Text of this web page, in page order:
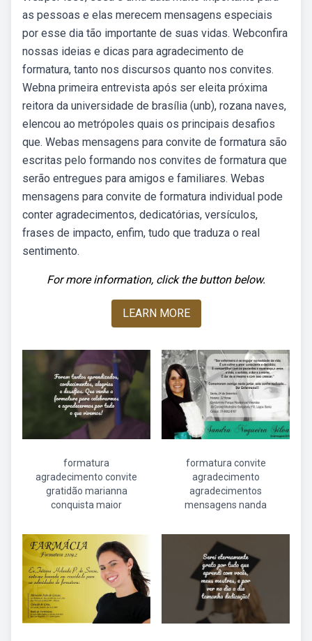
as pessoas e elas merecem mensagens especiais
por esse dia tão importante de suas vidas. Webconfira
nossas ideias e dicas para agradecimento de
formatura, tanto nos discursos quanto nos convites.
Webna primeira entrevista após ser eleita próxima
reitora da universidade de brasília (unb), rozana naves,
elencou ao metrópoles quais os principais desafios
que. Webas mensagens para convite de formatura são
escritas pelo formando nos convites de formatura que
serão entregues para amigos e familiares. Webas
mensagens para convite de formatura individual pode
conter agradecimentos, dedicatórias, versículos,
frases de impacto, enfim, tudo que traduza o real
sentimento.
For more information, click the button below.
LEARN MORE
formatura
agradecimento convite
gratidão marianna
conquista maior
formatura convite
agradecimento
agradecimentos
mensagens nanda